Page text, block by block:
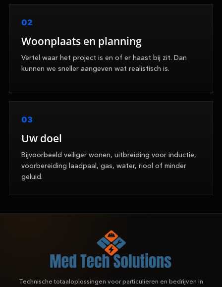
02
Woonplaats en planning
Vertel waar het project is en of er haast bij zit. Dan
kunnen we sneller aangeven wat realistisch is.
03
Uw doel
Bijvoorbeeld veiliger wonen, uitbreiding voor inductie,
voorbereiding laadpaal, gas, water, riool of minder
geluid.
Technische totaaloplossingen voor particulieren en bedrijven in